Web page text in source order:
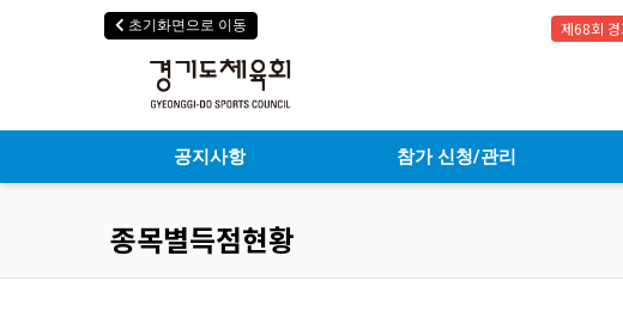
초기화면으로 이동 제68회
공지사항 참가 신청/관리
종목별득점현황